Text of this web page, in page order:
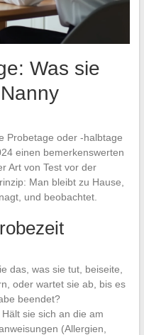
Was sie
Probetage oder -halbtage
einen bemerkenswerten
Art von Test vor der
Man bleibt zu Hause,
und beobachtet.
das, was sie tut, beiseite,
oder wartet sie ab, bis es
beendet?
sie sich an die am
(Allergien,